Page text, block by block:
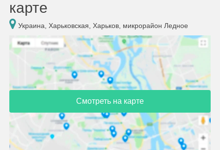
карте
Украина, Харьковская, Харьков, микрорайон Ледное
Смотреть на карте